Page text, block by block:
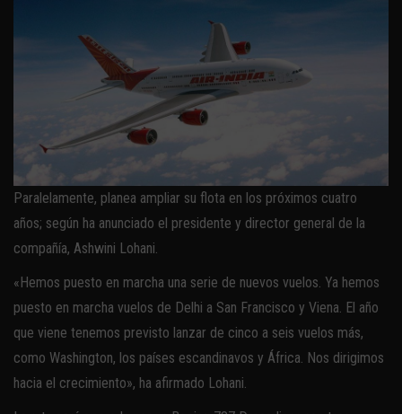
Paralelamente, planea ampliar su flota en los próximos cuatro
años; según ha anunciado el presidente y director general de la
compañía, Ashwini Lohani.
«Hemos puesto en marcha una serie de nuevos vuelos. Ya hemos
puesto en marcha vuelos de Delhi a San Francisco y Viena. El año
que viene tenemos previsto lanzar de cinco a seis vuelos más,
como Washington, los países escandinavos y África. Nos dirigimos
hacia el crecimiento», ha afirmado Lohani.